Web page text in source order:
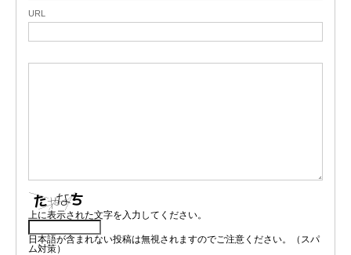
URL
上に表示された文字を入力してください。
日本語が含まれない投稿は無視されますのでご注意ください。（スパ
ム対策）